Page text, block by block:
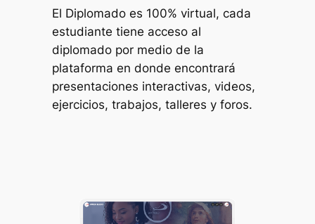
El Diplomado es 100% virtual, cada
estudiante tiene acceso al
diplomado por medio de la
plataforma en donde encontrará
presentaciones interactivas, videos,
ejercicios, trabajos, talleres y foros.